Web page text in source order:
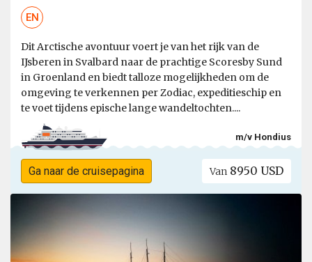
EN
Dit Arctische avontuur voert je van het rijk van de
IJsberen in Svalbard naar de prachtige Scoresby Sund
in Groenland en biedt talloze mogelijkheden om de
omgeving te verkennen per Zodiac, expeditieschip en
te voet tijdens epische lange wandeltochten....
m/v Hondius
Ga naar de cruisepagina Van 8950 USD